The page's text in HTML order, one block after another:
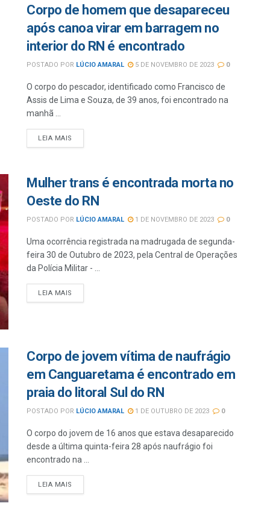
Corpo de homem que desapareceu
após canoa virar em barragem no
interior do RN é encontrado
POSTADO POR LÚCIO AMARAL 5 DE NOVEMBRO DE 2023 0
O corpo do pescador, identificado como Francisco de
Assis de Lima e Souza, de 39 anos, foi encontrado na
manhã ...
LEIA MAIS
Mulher trans é encontrada morta no
Oeste do RN
POSTADO POR LÚCIO AMARAL 1 DE NOVEMBRO DE 2023 0
Uma ocorrência registrada na madrugada de segunda-
feira 30 de Outubro de 2023, pela Central de Operações
da Polícia Militar - ...
LEIA MAIS
Corpo de jovem vítima de naufrágio
em Canguaretama é encontrado em
praia do litoral Sul do RN
POSTADO POR LÚCIO AMARAL 1 DE OUTUBRO DE 2023 0
O corpo do jovem de 16 anos que estava desaparecido
desde a última quinta-feira 28 após naufrágio foi
encontrado na ...
LEIA MAIS